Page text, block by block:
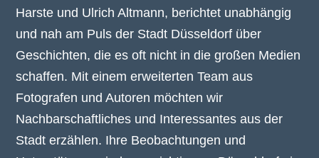
Harste und Ulrich Altmann, berichtet unabhängig
und nah am Puls der Stadt Düsseldorf über
Geschichten, die es oft nicht in die großen Medien
schaffen. Mit einem erweiterten Team aus
Fotografen und Autoren möchten wir
Nachbarschaftliches und Interessantes aus der
Stadt erzählen. Ihre Beobachtungen und